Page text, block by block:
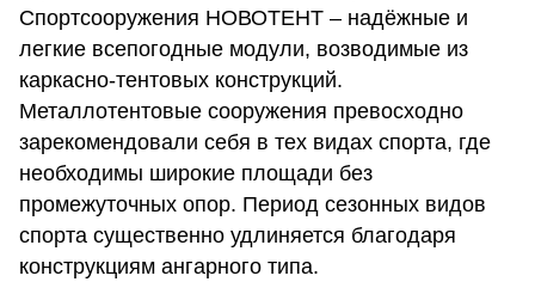
Спортсооружения НОВОТЕНТ – надёжные и
легкие всепогодные модули, возводимые из
каркасно-тентовых конструкций.
Металлотентовые сооружения превосходно
зарекомендовали себя в тех видах спорта, где
необходимы широкие площади без
промежуточных опор. Период сезонных видов
спорта существенно удлиняется благодаря
конструкциям ангарного типа.